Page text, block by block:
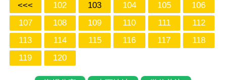
<<< 102 103 104 105
106
107
108 109 110 111
112
113
114 115 116 117
118
119
120